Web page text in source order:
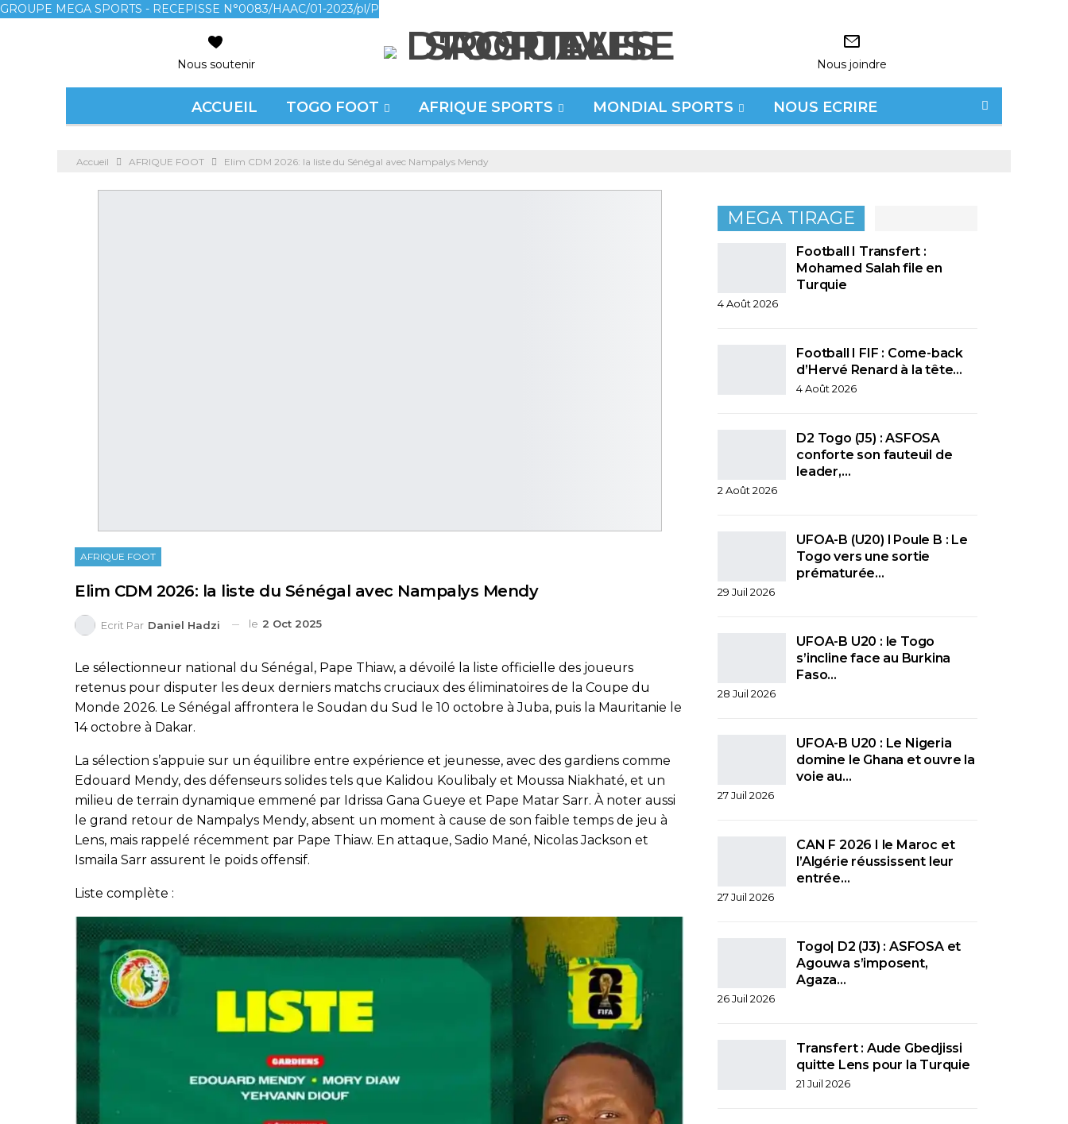
GROUPE MEGA SPORTS - RECEPISSE N°0083/HAAC/01-2023/pl/P
Nous soutenir Nous joindre
ACCUEIL TOGO FOOT AFRIQUE SPORTS MONDIAL SPORTS NOUS ECRIRE
Accueil AFRIQUE FOOT Elim CDM 2026: la liste du Sénégal avec Nampalys Mendy
AFRIQUE FOOT
Elim CDM 2026: la liste du Sénégal avec Nampalys Mendy
Ecrit Par Daniel Hadzi le 2 Oct 2025
Le sélectionneur national du Sénégal, Pape Thiaw, a dévoilé la liste officielle des joueurs
retenus pour disputer les deux derniers matchs cruciaux des éliminatoires de la Coupe du
Monde 2026. Le Sénégal affrontera le Soudan du Sud le 10 octobre à Juba, puis la Mauritanie le
14 octobre à Dakar.
La sélection s’appuie sur un équilibre entre expérience et jeunesse, avec des gardiens comme
Edouard Mendy, des défenseurs solides tels que Kalidou Koulibaly et Moussa Niakhaté, et un
milieu de terrain dynamique emmené par Idrissa Gana Gueye et Pape Matar Sarr. À noter aussi
le grand retour de Nampalys Mendy, absent un moment à cause de son faible temps de jeu à
Lens, mais rappelé récemment par Pape Thiaw. En attaque, Sadio Mané, Nicolas Jackson et
Ismaila Sarr assurent le poids offensif.
Liste complète :
MEGA TIRAGE
Football I Transfert :
Mohamed Salah file en
Turquie
4 Août 2026
Football I FIF : Come-back
d’Hervé Renard à la tête…
4 Août 2026
D2 Togo (J5) : ASFOSA
conforte son fauteuil de
leader,…
2 Août 2026
UFOA-B (U20) l Poule B : Le
Togo vers une sortie
prématurée…
29 Juil 2026
UFOA-B U20 : le Togo
s’incline face au Burkina
Faso…
28 Juil 2026
UFOA-B U20 : Le Nigeria
domine le Ghana et ouvre la
voie au…
27 Juil 2026
CAN F 2026 I le Maroc et
l’Algérie réussissent leur
entrée…
27 Juil 2026
Togo| D2 (J3) : ASFOSA et
Agouwa s’imposent,
Agaza…
26 Juil 2026
Transfert : Aude Gbedjissi
quitte Lens pour la Turquie
21 Juil 2026